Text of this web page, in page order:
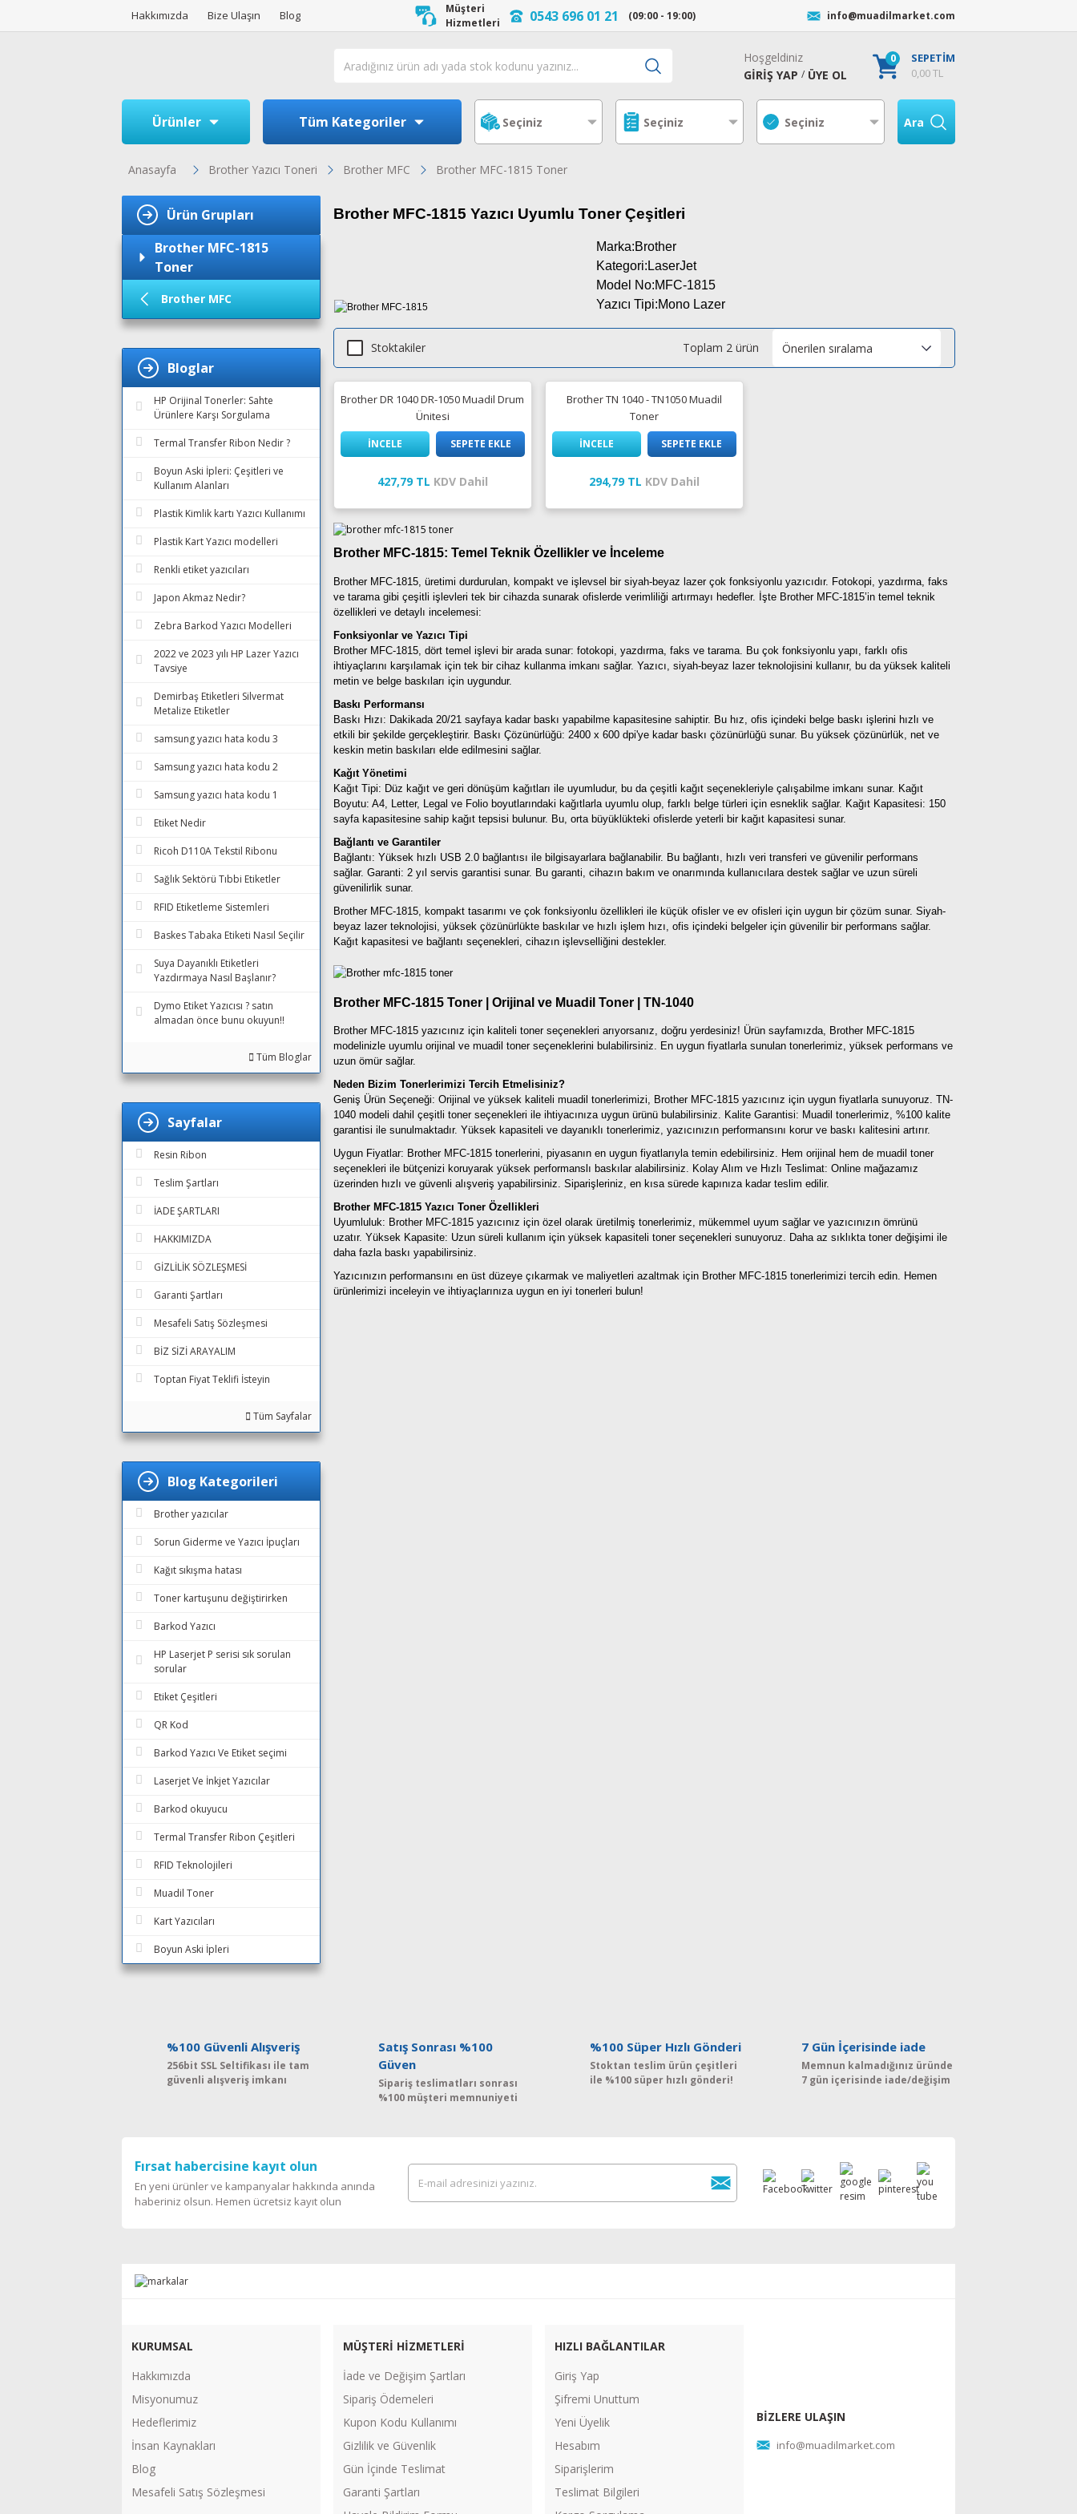
Hakkımızda Bize Ulaşın Blog
Müşteri
Hizmetleri
0543 696 01 21 (09:00 - 19:00) info@muadilmarket.com
Hoşgeldiniz
GİRİŞ YAP / ÜYE OL
0
SEPETİM
0,00 TL
Ürünler Tüm Kategoriler Ara
Anasayfa Brother Yazıcı Toneri Brother MFC Brother MFC-1815 Toner
Ürün Grupları
Brother MFC-1815
Toner
Brother MFC
Bloglar
HP Orijinal Tonerler: Sahte
Ürünlere Karşı Sorgulama
Termal Transfer Ribon Nedir ?
Boyun Aski İpleri: Çeşitleri ve
Kullanım Alanları
Plastik Kimlik kartı Yazıcı Kullanımı
Plastik Kart Yazıcı modelleri
Renkli etiket yazıcıları
Japon Akmaz Nedir?
Zebra Barkod Yazıcı Modelleri
2022 ve 2023 yılı HP Lazer Yazıcı
Tavsiye
Demirbaş Etiketleri Silvermat
Metalize Etiketler
samsung yazıcı hata kodu 3
Samsung yazıcı hata kodu 2
Samsung yazıcı hata kodu 1
Etiket Nedir
Ricoh D110A Tekstil Ribonu
Sağlık Sektörü Tıbbi Etiketler
RFID Etiketleme Sistemleri
Baskes Tabaka Etiketi Nasıl Seçilir
Suya Dayanıklı Etiketleri
Yazdırmaya Nasıl Başlanır?
Dymo Etiket Yazıcısı ? satın
almadan önce bunu okuyun!!
Tüm Bloglar
Sayfalar
Resin Ribon
Teslim Şartları
İADE ŞARTLARI
HAKKIMIZDA
GİZLİLİK SÖZLEŞMESİ
Garanti Şartları
Mesafeli Satış Sözleşmesi
BİZ SİZİ ARAYALIM
Toptan Fiyat Teklifi İsteyin
Tüm Sayfalar
Blog Kategorileri
Brother yazıcılar
Sorun Giderme ve Yazıcı İpuçları
Kağıt sıkışma hatası
Toner kartuşunu değiştirirken
Barkod Yazıcı
HP Laserjet P serisi sık sorulan
sorular
Etiket Çeşitleri
QR Kod
Barkod Yazıcı Ve Etiket seçimi
Laserjet Ve İnkjet Yazıcılar
Barkod okuyucu
Termal Transfer Ribon Çeşitleri
RFID Teknolojileri
Muadil Toner
Kart Yazıcıları
Boyun Aski İpleri
Brother MFC-1815 Yazıcı Uyumlu Toner Çeşitleri
Marka:Brother
Kategori:LaserJet
Model No:MFC-1815
Yazıcı Tipi:Mono Lazer
Stoktakiler Toplam 2 ürün
Brother DR 1040 DR-1050 Muadil Drum
Ünitesi
İNCELE SEPETE EKLE
427,79 TL KDV Dahil
Brother TN 1040 - TN1050 Muadil
Toner
İNCELE SEPETE EKLE
294,79 TL KDV Dahil
Brother MFC-1815: Temel Teknik Özellikler ve İnceleme
Brother MFC-1815, üretimi durdurulan, kompakt ve işlevsel bir siyah-beyaz lazer çok fonksiyonlu yazıcıdır. Fotokopi, yazdırma, faks
ve tarama gibi çeşitli işlevleri tek bir cihazda sunarak ofislerde verimliliği artırmayı hedefler. İşte Brother MFC-1815’in temel teknik
özellikleri ve detaylı incelemesi:
Fonksiyonlar ve Yazıcı Tipi
Brother MFC-1815, dört temel işlevi bir arada sunar: fotokopi, yazdırma, faks ve tarama. Bu çok fonksiyonlu yapı, farklı ofis
ihtiyaçlarını karşılamak için tek bir cihaz kullanma imkanı sağlar. Yazıcı, siyah-beyaz lazer teknolojisini kullanır, bu da yüksek kaliteli
metin ve belge baskıları için uygundur.
Baskı Performansı
Baskı Hızı: Dakikada 20/21 sayfaya kadar baskı yapabilme kapasitesine sahiptir. Bu hız, ofis içindeki belge baskı işlerini hızlı ve
etkili bir şekilde gerçekleştirir. Baskı Çözünürlüğü: 2400 x 600 dpi'ye kadar baskı çözünürlüğü sunar. Bu yüksek çözünürlük, net ve
keskin metin baskıları elde edilmesini sağlar.
Kağıt Yönetimi
Kağıt Tipi: Düz kağıt ve geri dönüşüm kağıtları ile uyumludur, bu da çeşitli kağıt seçenekleriyle çalışabilme imkanı sunar. Kağıt
Boyutu: A4, Letter, Legal ve Folio boyutlarındaki kağıtlarla uyumlu olup, farklı belge türleri için esneklik sağlar. Kağıt Kapasitesi: 150
sayfa kapasitesine sahip kağıt tepsisi bulunur. Bu, orta büyüklükteki ofislerde yeterli bir kağıt kapasitesi sunar.
Bağlantı ve Garantiler
Bağlantı: Yüksek hızlı USB 2.0 bağlantısı ile bilgisayarlara bağlanabilir. Bu bağlantı, hızlı veri transferi ve güvenilir performans
sağlar. Garanti: 2 yıl servis garantisi sunar. Bu garanti, cihazın bakım ve onarımında kullanıcılara destek sağlar ve uzun süreli
güvenilirlik sunar.
Brother MFC-1815, kompakt tasarımı ve çok fonksiyonlu özellikleri ile küçük ofisler ve ev ofisleri için uygun bir çözüm sunar. Siyah-
beyaz lazer teknolojisi, yüksek çözünürlükte baskılar ve hızlı işlem hızı, ofis içindeki belgeler için güvenilir bir performans sağlar.
Kağıt kapasitesi ve bağlantı seçenekleri, cihazın işlevselliğini destekler.
Brother MFC-1815 Toner | Orijinal ve Muadil Toner | TN-1040
Brother MFC-1815 yazıcınız için kaliteli toner seçenekleri arıyorsanız, doğru yerdesiniz! Ürün sayfamızda, Brother MFC-1815
modelinizle uyumlu orijinal ve muadil toner seçeneklerini bulabilirsiniz. En uygun fiyatlarla sunulan tonerlerimiz, yüksek performans ve
uzun ömür sağlar.
Neden Bizim Tonerlerimizi Tercih Etmelisiniz?
Geniş Ürün Seçeneği: Orijinal ve yüksek kaliteli muadil tonerlerimizi, Brother MFC-1815 yazıcınız için uygun fiyatlarla sunuyoruz. TN-
1040 modeli dahil çeşitli toner seçenekleri ile ihtiyacınıza uygun ürünü bulabilirsiniz.
Kalite Garantisi: Muadil tonerlerimiz, %100 kalite
garantisi ile sunulmaktadır. Yüksek kapasiteli ve dayanıklı tonerlerimiz, yazıcınızın performansını korur ve baskı kalitesini artırır.
Uygun Fiyatlar: Brother MFC-1815 tonerlerini, piyasanın en uygun fiyatlarıyla temin edebilirsiniz. Hem orijinal hem de muadil toner
seçenekleri ile bütçenizi koruyarak yüksek performanslı baskılar alabilirsiniz.
Kolay Alım ve Hızlı Teslimat: Online mağazamız
üzerinden hızlı ve güvenli alışveriş yapabilirsiniz. Siparişleriniz, en kısa sürede kapınıza kadar teslim edilir.
Brother MFC-1815 Yazıcı Toner Özellikleri
Uyumluluk: Brother MFC-1815 yazıcınız için özel olarak üretilmiş tonerlerimiz, mükemmel uyum sağlar ve yazıcınızın ömrünü
uzatır. Yüksek Kapasite: Uzun süreli kullanım için yüksek kapasiteli toner seçenekleri sunuyoruz. Daha az sıklıkta toner değişimi ile
daha fazla baskı yapabilirsiniz.
Yazıcınızın performansını en üst düzeye çıkarmak ve maliyetleri azaltmak için Brother MFC-1815 tonerlerimizi tercih edin. Hemen
ürünlerimizi inceleyin ve ihtiyaçlarınıza uygun en iyi tonerleri bulun!
%100 Güvenli Alışveriş
256bit SSL Seltifikası ile tam
güvenli alışveriş imkanı
Satış Sonrası %100
Güven
Sipariş teslimatları sonrası
%100 müşteri memnuniyeti
%100 Süper Hızlı Gönderi
Stoktan teslim ürün çeşitleri
ile %100 süper hızlı gönderi!
7 Gün İçerisinde iade
Memnun kalmadığınız üründe
7 gün içerisinde iade/değişim
Fırsat habercisine kayıt olun
En yeni ürünler ve kampanyalar hakkında anında
haberiniz olsun. Hemen ücretsiz kayıt olun
KURUMSAL
Hakkımızda
Misyonumuz
Hedeflerimiz
İnsan Kaynakları
Blog
Mesafeli Satış Sözleşmesi
MÜŞTERİ HİZMETLERİ
İade ve Değişim Şartları
Sipariş Ödemeleri
Kupon Kodu Kullanımı
Gizlilik ve Güvenlik
Gün İçinde Teslimat
Garanti Şartları
HIZLI BAĞLANTILAR
Giriş Yap
Şifremi Unuttum
Yeni Üyelik
Hesabım
Siparişlerim
Teslimat Bilgileri
BİZLERE ULAŞIN
info@muadilmarket.com